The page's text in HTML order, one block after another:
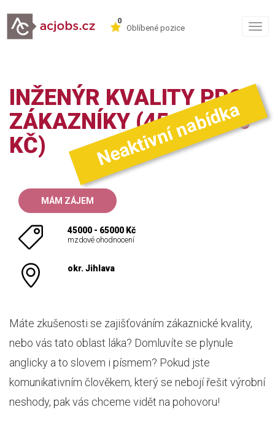
0
Oblíbené pozice
INŽENÝR KVALITY PRO
ZÁKAZNÍKY (45-65.000
KČ)
Neaktivní nabídka
MÁM ZÁJEM
45000 - 65000 Kč
mzdové ohodnocení
okr. Jihlava
Máte zkušenosti se zajišťováním zákaznické kvality,
nebo vás tato oblast láka? Domluvíte se plynule
anglicky a to slovem i písmem? Pokud jste
komunikativním člověkem, který se nebojí řešit výrobní
neshody, pak vás chceme vidět na pohovoru!